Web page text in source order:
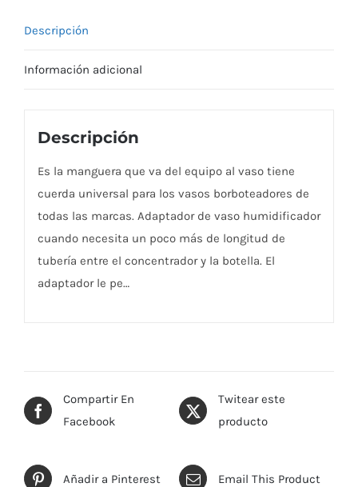
Descripción
Información adicional
Descripción
Es la manguera que va del equipo al vaso tiene
cuerda universal para los vasos borboteadores de
todas las marcas. Adaptador de vaso humidificador
cuando necesita un poco más de longitud de
tubería entre el concentrador y la botella. El
adaptador le pe…
Compartir En
Facebook
Twitear este
producto
Añadir a Pinterest Email This Product